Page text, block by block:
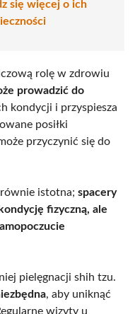
się więcej o ich
rolę w zdrowiu
prowadzić do
kondycji i przyspiesza
posiłki
przyczynić się do
istotna; spacery
fizyczną, ale
pielęgnacji shih tzu.
, aby uniknąć
wizyty u